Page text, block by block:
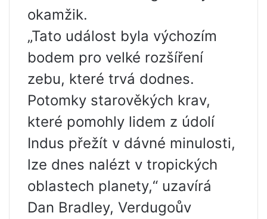
okamžik.
„Tato událost byla výchozím
bodem pro velké rozšíření
zebu, které trvá dodnes.
Potomky starověkých krav,
které pomohly lidem z údolí
Indus přežít v dávné minulosti,
lze dnes nalézt v tropických
oblastech planety,“ uzavírá
Dan Bradley, Verdugoův